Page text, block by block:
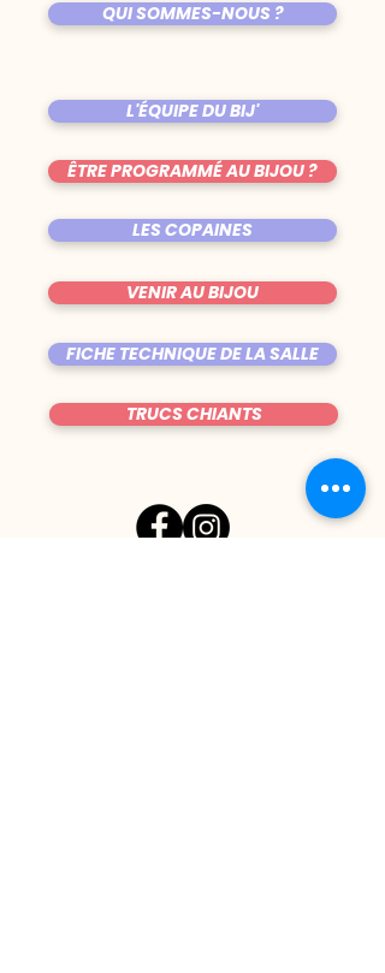
QUI SOMMES-NOUS ?
L'ÉQUIPE DU BIJ'
ÊTRE PROGRAMMÉ AU BIJOU ?
LES COPAINES
VENIR AU BIJOU
FICHE TECHNIQUE DE LA SALLE
TRUCS CHIANTS